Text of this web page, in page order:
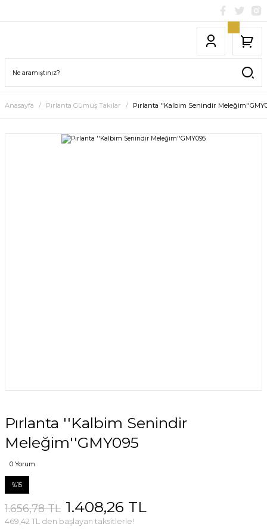
Anasayfa Pırlanta Gümüş Takılar Pırlanta ''Kalbim Senindir
Pırlanta ''Kalbim Senindir
Meleğim''GMY095
0 Yorum
%15
1.656,78 TL 1.408,26 TL
469,42 TL den başlayan taksitlerle!